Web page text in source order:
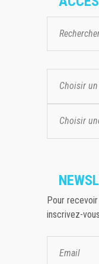
Choisir
Choisir
Pour
inscrivez-